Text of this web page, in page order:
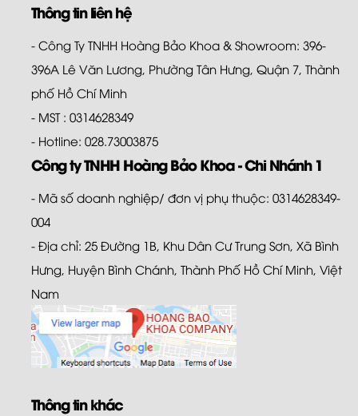
Thông tin liên hệ
- Công Ty TNHH Hoàng Bảo Khoa & Showroom: 396-
396A Lê Văn Lương, Phường Tân Hưng, Quận 7, Thành
phố Hồ Chí Minh
- MST : 0314628349
- Hotline: 028.73003875
Công ty TNHH Hoàng Bảo Khoa - Chi Nhánh 1
- Mã số doanh nghiệp/ đơn vị phụ thuộc: 0314628349-
004
- Địa chỉ: 25 Đường 1B, Khu Dân Cư Trung Sơn, Xã Bình
Hưng, Huyện Bình Chánh, Thành Phố Hồ Chí Minh, Việt
Nam
Thông tin khác